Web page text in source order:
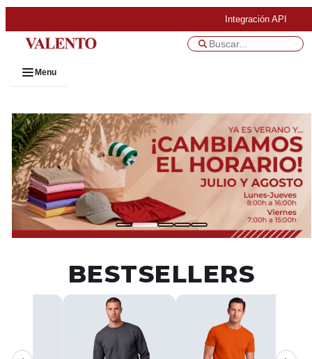
Integración API
Menu
BESTSELLERS